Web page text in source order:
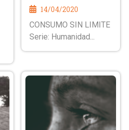
14/04/2020
CONSUMO SIN LIMITE
Serie: Humanidad...